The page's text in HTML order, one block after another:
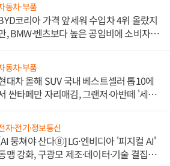
동차·부품
코리아 가격 앞세워 수입차 4위 올랐지
, BMW·벤츠보다 높은 공임비에 소비자
동차·부품
대차 올해 SUV 국내 베스트셀러 톱10에
싼타페만 자리매김, 그랜저·아반떼 '세단
자·전기·정보통신
뭉쳐야 산다⑧] LG·엔비디아 '피지컬 AI'
맹 강화, 구광모 제조·데이터·기술 결집